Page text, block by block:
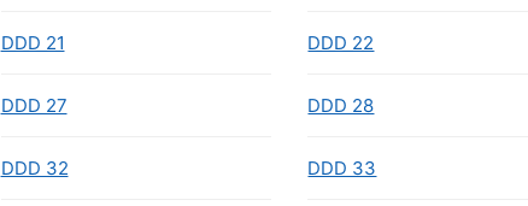
DDD 21 DDD 22
DDD 27 DDD 28
DDD 32 DDD 33